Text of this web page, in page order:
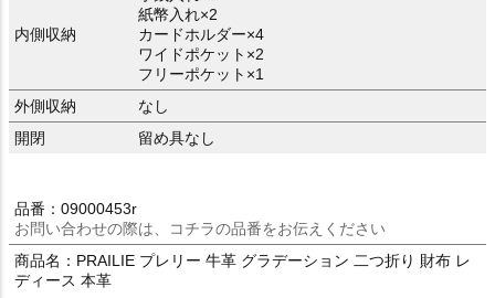
内側収納
紙幣入れ×2
カードホルダー×4
ワイドポケット×2
フリーポケット×1
外側収納
なし
開閉
留め具なし
品番：09000453r
お問い合わせの際は、コチラの品番をお伝えください
商品名：PRAILIE プレリー 牛革 グラデーション 二つ折り 財布 レ
ディース 本革